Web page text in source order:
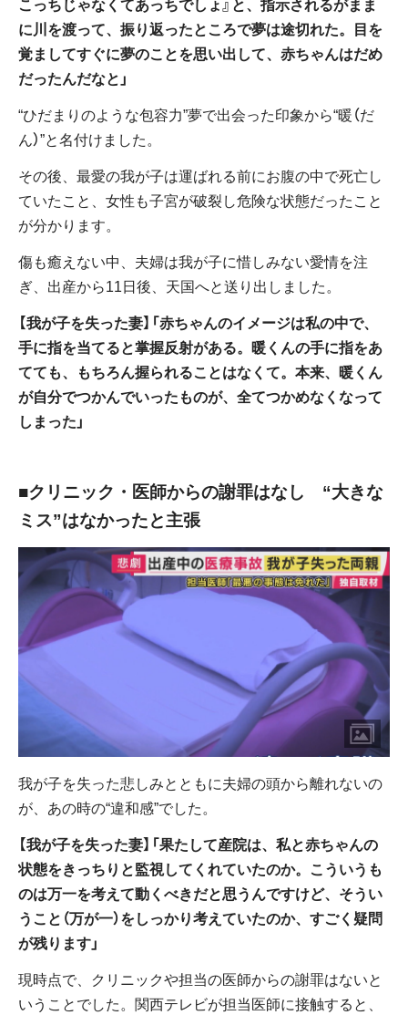
に川を渡って、振り返ったところで夢は途切れた。目を
覚ましてすぐに夢のことを思い出して、赤ちゃんはだめ
だったんだなと」
“ひだまりのような包容力”夢で出会った印象から“暖（だ
ん）”と名付けました。
その後、最愛の我が子は運ばれる前にお腹の中で死亡し
ていたこと、女性も子宮が破裂し危険な状態だったこと
が分かります。
傷も癒えない中、夫婦は我が子に惜しみない愛情を注
ぎ、出産から11日後、天国へと送り出しました。
【我が子を失った妻】「赤ちゃんのイメージは私の中で、
手に指を当てると掌握反射がある。暖くんの手に指をあ
てても、もちろん握られることはなくて。本来、暖くん
が自分でつかんでいったものが、全てつかめなくなって
しまった」
■クリニック・医師からの謝罪はなし “大きな
ミス”はなかったと主張
我が子を失った悲しみとともに夫婦の頭から離れないの
が、あの時の“違和感”でした。
【我が子を失った妻】「果たして産院は、私と赤ちゃんの
状態をきっちりと監視してくれていたのか。こういうも
のは万一を考えて動くべきだと思うんですけど、そうい
うこと（万が一）をしっかり考えていたのか、すごく疑問
が残ります」
現時点で、クリニックや担当の医師からの謝罪はないと
いうことでした。関西テレビが担当医師に接触すると、